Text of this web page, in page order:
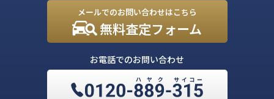
メールでのお問い合わせはこちら
無料査定フォーム
お電話でのお問い合わせ